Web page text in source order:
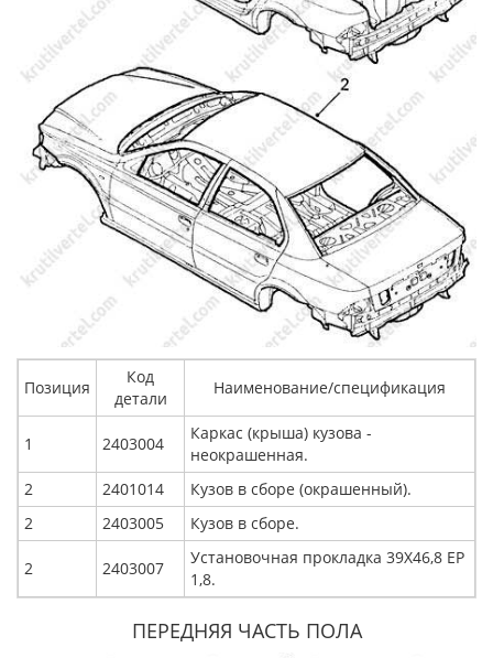
Позиция
Код
детали
Наименование/спецификация
1 2403004
Каркас (крыша) кузова -
неокрашенная.
2
2401014
Кузов в сборе (окрашенный).
2
2403005 Кузов в сборе.
2 2403007
Установочная прокладка 39X46,8 EP
1,8.
ПЕРЕДНЯЯ ЧАСТЬ ПОЛА